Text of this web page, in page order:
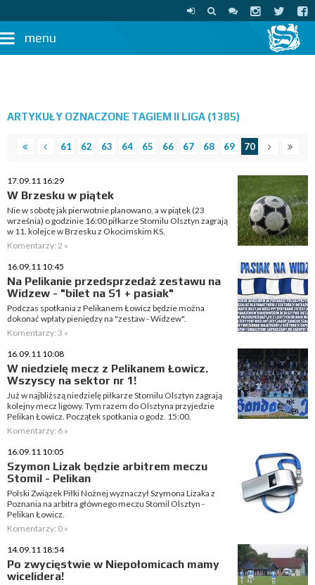
menu
ARTYKUŁY OZNACZONE TAGIEM II LIGA (1385)
61 62 63 64 65 66 67 68 69 70
17.09.11 16:29
W Brzesku w piątek
Nie w sobotę jak pierwotnie planowano, a w piątek (23
września) o godzinie 16:00 piłkarze Stomilu Olsztyn zagrają
w 11. kolejce w Brzesku z Okocimskim KS.
Komentarzy: 2 »
16.09.11 10:45
Na Pelikanie przedsprzedaż zestawu na
Widzew - "bilet na S1 + pasiak"
Podczas spotkania z Pelikanem Łowicz będzie można
dokonać wpłaty pieniędzy na "zestaw - Widzew".
Komentarzy: 3 »
16.09.11 10:08
W niedzielę mecz z Pelikanem Łowicz.
Wszyscy na sektor nr 1!
Już w najbliższą niedzielę piłkarze Stomilu Olsztyn zagrają
kolejny mecz ligowy. Tym razem do Olsztyna przyjedzie
Pelikan Łowicz. Początek spotkania o godz. 15:00.
Komentarzy: 6 »
16.09.11 10:05
Szymon Lizak będzie arbitrem meczu
Stomil - Pelikan
Polski Związek Piłki Nożnej wyznaczył Szymona Lizaka z
Poznania na arbitra głównego meczu Stomil Olsztyn -
Pelikan Łowicz.
Komentarzy: 0 »
14.09.11 18:54
Po zwycięstwie w Niepołomicach mamy
wicelidera!